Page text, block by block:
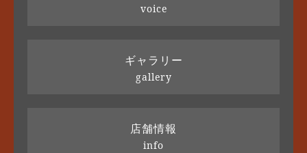
voice
ギャラリー
gallery
店舗情報
info